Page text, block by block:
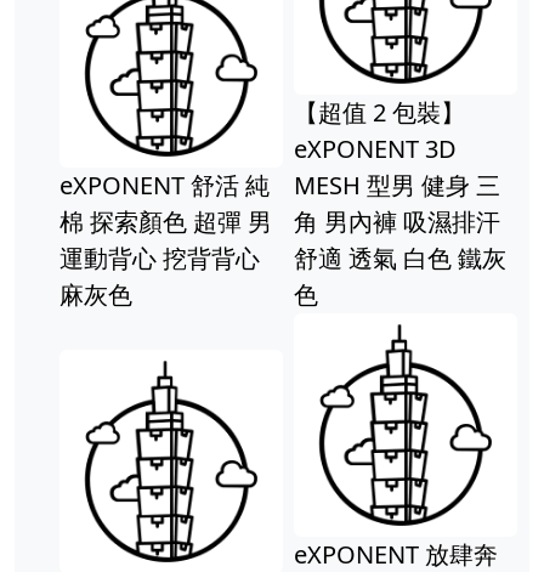
eXPONENT 舒活 純
棉 探索顏色 超彈 男
運動背心 挖背背心
麻灰色
【超值 2 包裝】
eXPONENT 3D
MESH 型男 健身 三
角 男內褲 吸濕排汗
舒適 透氣 白色 鐵灰
色
eXPONENT 放肆奔